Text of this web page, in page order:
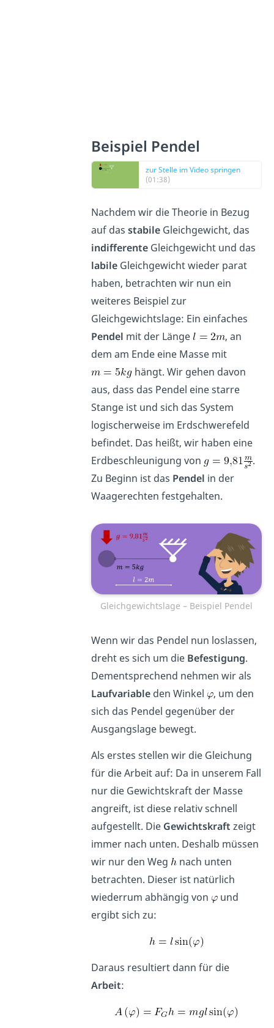
Beispiel Pendel
zur Stelle im Video springen
(01:38)
Nachdem wir die Theorie in Bezug
auf das stabileGleichgewicht, das
indifferenteGleichgewicht und das
labileGleichgewicht wieder parat
haben, betrachten wir nun ein
weiteres Beispiel zur
Gleichgewichtslage: Ein einfaches
Pendel mit der Länge
, an
dem am Ende eine Masse mit
hängt. Wir gehen davon
aus, dass das Pendel eine starre
Stange ist und sich das System
logischerweise im Erdschwerefeld
befindet. Das heißt, wir haben eine
Erdbeschleunigung von
.
Zu Beginn ist das Pendel in der
Waagerechten festgehalten.
Gleichgewichtslage – Beispiel Pendel
Wenn wir das Pendel nun loslassen,
dreht es sich um die Befestigung.
Dementsprechend nehmen wir als
Laufvariableden Winkel
, um den
sich das Pendel gegenüber der
Ausgangslage bewegt.
Als erstes stellen wir die Gleichung
für die Arbeit auf: Da in unserem Fall
nur die Gewichtskraft der Masse
angreift, ist diese relativ schnell
aufgestellt. Die Gewichtskraft zeigt
immer nach unten. Deshalb müssen
wir nur den Weg
nach unten
betrachten. Dieser ist natürlich
wiederrum abhängig von
und
ergibt sich zu:
Daraus resultiert dann für die
Arbeit: